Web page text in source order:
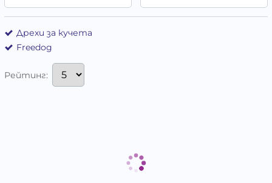
Дрехи за кучета
Freedog
Рейтинг: